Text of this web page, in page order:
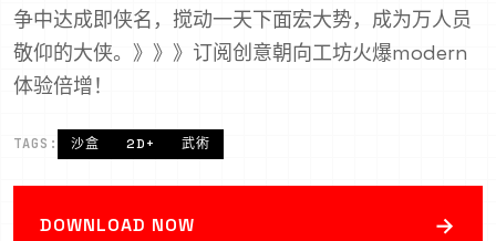
争中达成即侠名，搅动一天下面宏大势，成为万人员
敬仰的大侠。》》》订阅创意朝向工坊火爆modern
体验倍增！
TAGS: 沙盒 2D+ 武術
DOWNLOAD NOW →